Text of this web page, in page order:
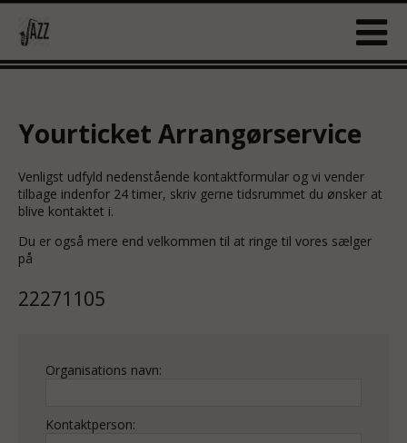
Yourticket Arrangørservice
Venligst udfyld nedenstående kontaktformular og vi vender
tilbage indenfor 24 timer, skriv gerne tidsrummet du ønsker at
blive kontaktet i.
Du er også mere end velkommen til at ringe til vores sælger
på
22271105
Organisations navn:
Kontaktperson: